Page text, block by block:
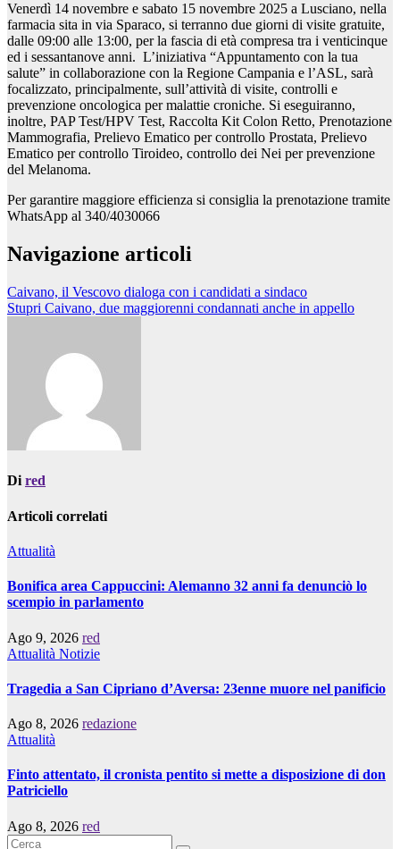
Venerdì 14 novembre e sabato 15 novembre 2025 a Lusciano, nella
farmacia sita in via Sparaco, si terranno due giorni di visite gratuite,
dalle 09:00 alle 13:00, per la fascia di età compresa tra i venticinque
ed i sessantanove anni. L’iniziativa “Appuntamento con la tua
salute” in collaborazione con la Regione Campania e l’ASL, sarà
focalizzato, principalmente, sull’attività di visite, controlli e
prevenzione oncologica per malattie croniche. Si eseguiranno,
inoltre, PAP Test/HPV Test, Raccolta Kit Colon Retto, Prenotazione
Mammografia, Prelievo Ematico per controllo Prostata, Prelievo
Ematico per controllo Tiroideo, controllo dei Nei per prevenzione
del Melanoma.
Per garantire maggiore efficienza si consiglia la prenotazione tramite
WhatsApp al 340/4030066
Navigazione articoli
Caivano, il Vescovo dialoga con i candidati a sindaco
Stupri Caivano, due maggiorenni condannati anche in appello
Dired
Articoli correlati
Attualità
Bonifica area Cappuccini: Alemanno 32 anni fa denunciò lo
scempio in parlamento
Ago 9, 2026 red
Attualità Notizie
Tragedia a San Cipriano d’Aversa: 23enne muore nel panificio
Ago 8, 2026 redazione
Attualità
Finto attentato, il cronista pentito si mette a disposizione di don
Patriciello
Ago 8, 2026 red